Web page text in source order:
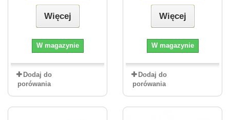
Więcej
W magazynie
Dodaj do
porówania
Więcej
W magazynie
Dodaj do
porówania